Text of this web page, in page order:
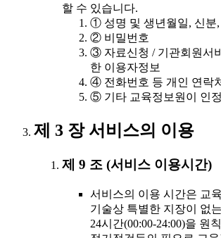
할 수 있습니다.
① 성명 및 생년월일, 신분,
② 비밀번호
③ 자료신청 / 기관회원서
한 이용자정보
④ 전화번호 등 개인 연락
⑤ 기타 교육정보원이 인
제 3 장 서비스의 이용
제 9 조 (서비스 이용시간)
서비스의 이용 시간은 교
기술상 특별한 지장이 없
24시간(00:00-24:00)을 원